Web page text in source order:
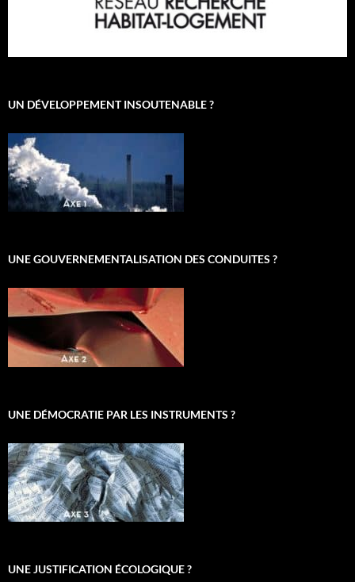
UN DÉVELOPPEMENT INSOUTENABLE ?
UNE GOUVERNEMENTALISATION DES CONDUITES ?
UNE DÉMOCRATIE PAR LES INSTRUMENTS ?
UNE JUSTIFICATION ÉCOLOGIQUE ?